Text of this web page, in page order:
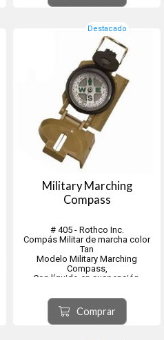
Destacado
Military Marching
Compass
# 405 - Rothco Inc.
Compás Militar de marcha color
Tan
Modelo Military Marching
Compass,
Con líquido en suspensión.
El líquido protegerá contra
oscilaciones excesivas mejorando
la legibilidad y reduciendo el
desgaste.
Comprar